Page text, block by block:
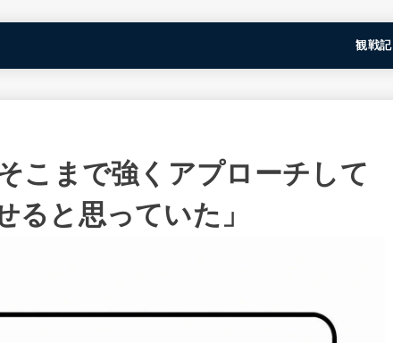
観戦記
こまで強くアプローチして
ると思っていた」